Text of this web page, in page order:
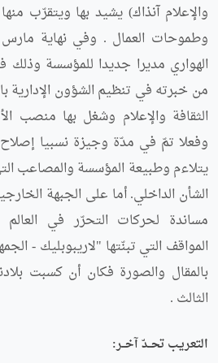
والإعلام آنذاك) يشيد بها ويتقرّب
الهواري مديرا جديدا للمؤسسة
من خبرته في تنظيم الشؤون الإدارية
الثقافة والإعلام وشغل بها منصب
وفعلا تمّ في مدّة وجيزة نسبيا إصلاح
يتلاءم وطبيعة المؤسسة والمصاعب
الشأن الداخلي. أما على الجبهة
مساندة لحركات التحرّر في
المواقف التي تبنّتها "لاريبوبليك -
بالمقال والصورة فكان أن كسبت
الثالث .
التعريـب تحــدّ آخــر: